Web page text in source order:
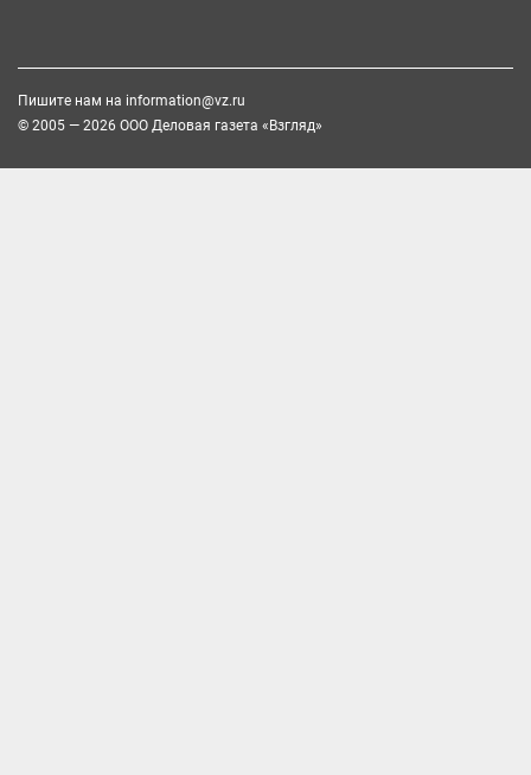
Пишите нам на information@vz.ru
© 2005 — 2026 ООО Деловая газета «Взгляд»